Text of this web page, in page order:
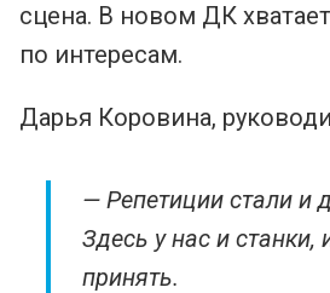
сцена. В новом ДК
по интересам.
Дарья Коровина,
— Репетиции стали и
Здесь у нас и
принять.